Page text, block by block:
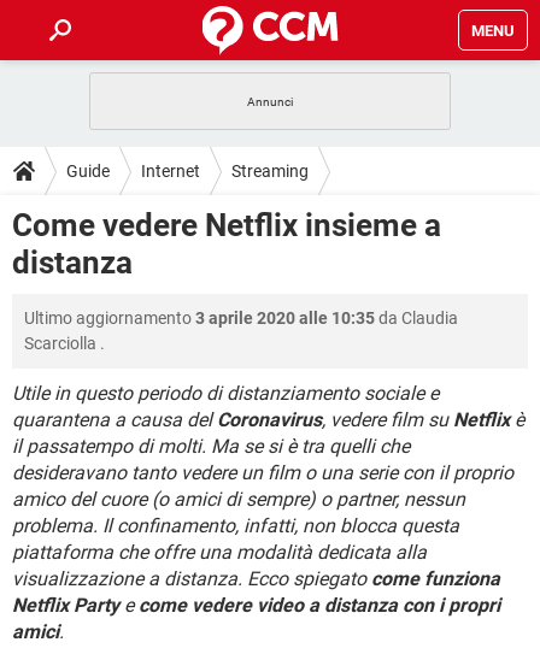
MENU
INTRATTENIMENTO ANDROID
iOS WINDOWS 10
INSTAGRAM
HARDWARE
GUIDE
COVID-19 GAMING
INTRATTENIMENTO ANDROID
INSTAGRAM WHATSAPP
HARDWARE
DOWNLOAD
COVID-19
iOS
INSTAGRAM WHATSAPP
TIKTOK FACEBOOK
HARDWARE
FORUM
COVID-19 GAMING
iOS WINDOWS 10
INSTAGRAM WHATSAPP
TIKTOK FACEBOOK
HARDWARE
GLOSSARIO
COVID-19 GAMING
INTRATTENIMENTO ANDROID
iOS WINDOWS 10
INSTAGRAM WHATSAPP
TIKTOK FACEBOOK
HARDWARE
Guide Internet Streaming
Come vedere Netflix insieme a
distanza
Ultimo aggiornamento3 aprile 2020 alle 10:35da Claudia
Scarciolla .
Utile in questo periodo di distanziamento sociale e
quarantena a causa delCoronavirus, vedere film su Netflixè
il passatempo di molti. Ma se si è tra quelli che
desideravano tanto vedere un film o una serie con il proprio
amico del cuore (o amici di sempre) o partner, nessun
problema. Il confinamento, infatti, non blocca questa
piattaforma che offre una modalità dedicata alla
visualizzazione a distanza. Ecco spiegato come funziona
Netflix Partyecome vedere video a distanza con i propri
amici.